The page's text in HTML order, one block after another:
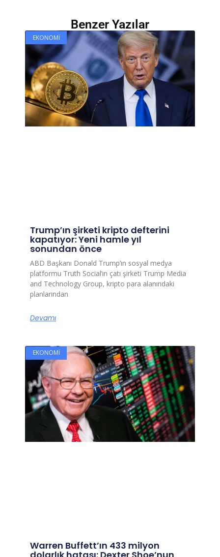
Benzer Yazılar
EKONOMI
Trump’ın şirketi kripto defterini
kapatıyor: Yeni hamle yıl
sonundan önce
ABD Başkanı Donald Trump’ın sosyal medya
platformu Truth Social’ın çatı şirketi Trump Media
and Technology Group, kripto para alanındaki
planlarından
Devamı
EKONOMI
Warren Buffett’ın 433 milyon